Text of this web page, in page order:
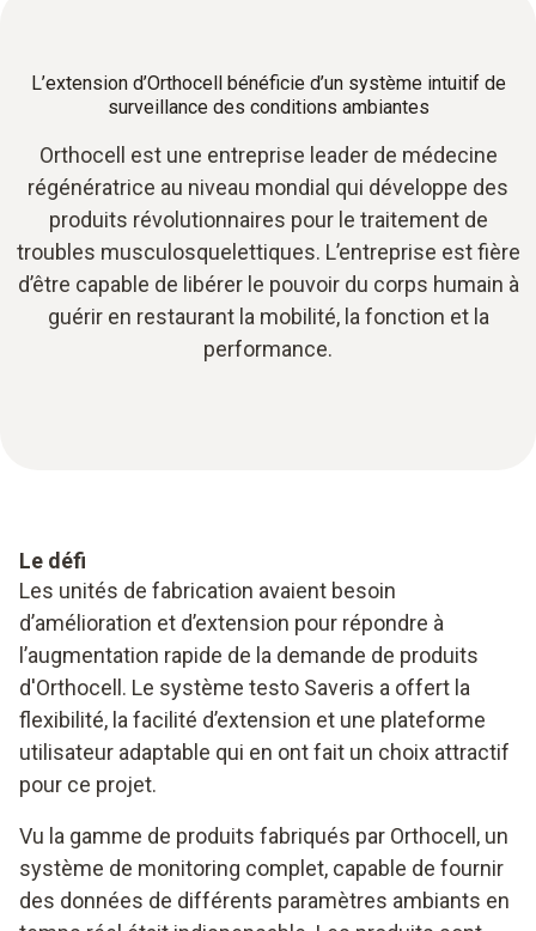
L’extension d’Orthocell bénéficie d’un système intuitif de
surveillance des conditions ambiantes
Orthocell est une entreprise leader de médecine
régénératrice au niveau mondial qui développe des
produits révolutionnaires pour le traitement de
troubles musculosquelettiques. L’entreprise est fière
d’être capable de libérer le pouvoir du corps humain à
guérir en restaurant la mobilité, la fonction et la
performance.
Le défi
Les unités de fabrication avaient besoin
d’amélioration et d’extension pour répondre à
l’augmentation rapide de la demande de produits
d'Orthocell. Le système testo Saveris a offert la
flexibilité, la facilité d’extension et une plateforme
utilisateur adaptable qui en ont fait un choix attractif
pour ce projet.
Vu la gamme de produits fabriqués par Orthocell, un
système de monitoring complet, capable de fournir
des données de différents paramètres ambiants en